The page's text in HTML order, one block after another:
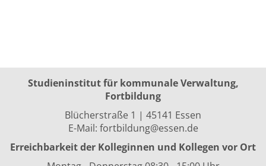
Studieninstitut für kommunale Verwaltung,
Fortbildung
Blücherstraße 1 | 45141 Essen
E-Mail: fortbildung@essen.de
Erreichbarkeit der Kolleginnen und Kollegen vor Ort